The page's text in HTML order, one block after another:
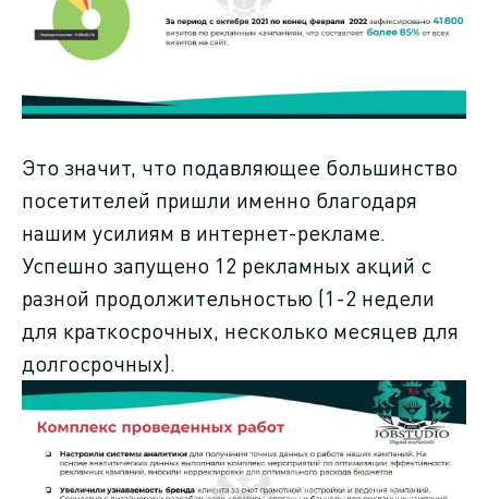
Это значит, что подавляющее большинство
посетителей пришли именно благодаря
нашим усилиям в интернет-рекламе.
Успешно запущено 12 рекламных акций с
разной продолжительностью (1-2 недели
для краткосрочных, несколько месяцев для
долгосрочных).